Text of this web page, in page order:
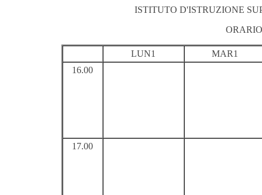
ISTITUTO D'ISTRUZIONE
LUN1
MAR1
16.00
17.00